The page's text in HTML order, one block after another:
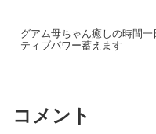
グアム母ちゃん癒しの時間一
ティブパワー蓄えます
コメント